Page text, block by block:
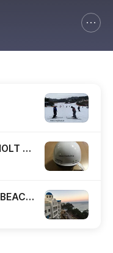
JR